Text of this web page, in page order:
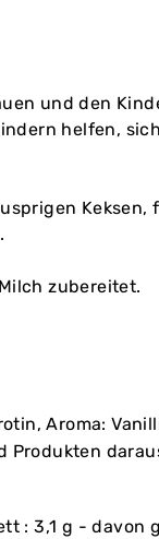
und den
helfen,
Keksen,
zubereitet.
Aroma:
Produkten
: 3,1 g - davon